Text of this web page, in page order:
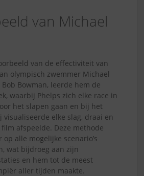
van Michael
van de effectiviteit van
olympisch zwemmer Michael
Bowman, leerde hem de
waarbij Phelps zich elke race in
het slapen gaan en bij het
visualiseerde elke slag, draai en
afspeelde. Deze methode
alle mogelijke scenario’s
wat bijdroeg aan zijn
en hem tot de meest
aller tijden maakte.